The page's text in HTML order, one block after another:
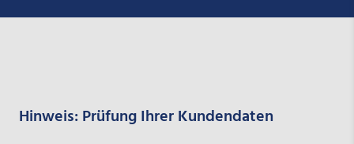
Hinweis: Prüfung Ihrer Kundendaten